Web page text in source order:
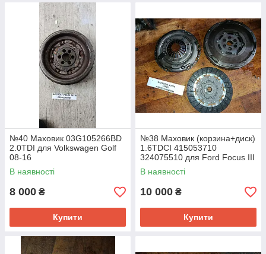
№40 Маховик 03G105266BD
2.0TDI для Volkswagen Golf
08-16
В наявності
8 000 ₴
Купити
№38 Маховик (корзина+диск)
1.6TDCI 415053710
324075510 для Ford Focus III
10-20
В наявності
10 000 ₴
Купити